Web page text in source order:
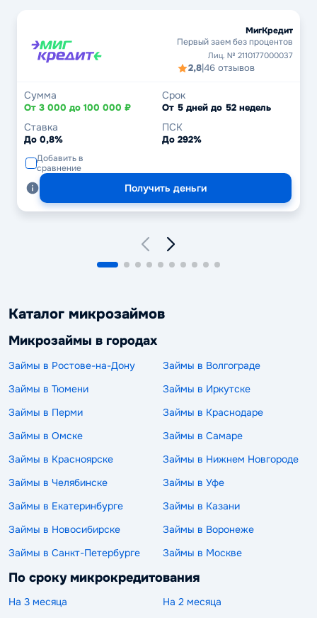
МигКредит
Первый заем без процентов
Лиц. № 2110177000037
2,8|46 отзывов
Сумма
От 3 000 до 100 000 ₽
Срок
От 5 дней до 52 недель
Ставка
До 0,8%
ПСК
До 292%
Добавить в
сравнение
Получить деньги
Каталог микрозаймов
Микрозаймы в городах
Займы в Ростове-на-Дону
Займы в Волгограде
Займы в Тюмени
Займы в Иркутске
Займы в Перми
Займы в Краснодаре
Займы в Омске
Займы в Самаре
Займы в Красноярске
Займы в Нижнем Новгороде
Займы в Челябинске
Займы в Уфе
Займы в Екатеринбурге
Займы в Казани
Займы в Новосибирске
Займы в Воронеже
Займы в Санкт-Петербурге
Займы в Москве
По сроку микрокредитования
На 3 месяца
На 2 месяца